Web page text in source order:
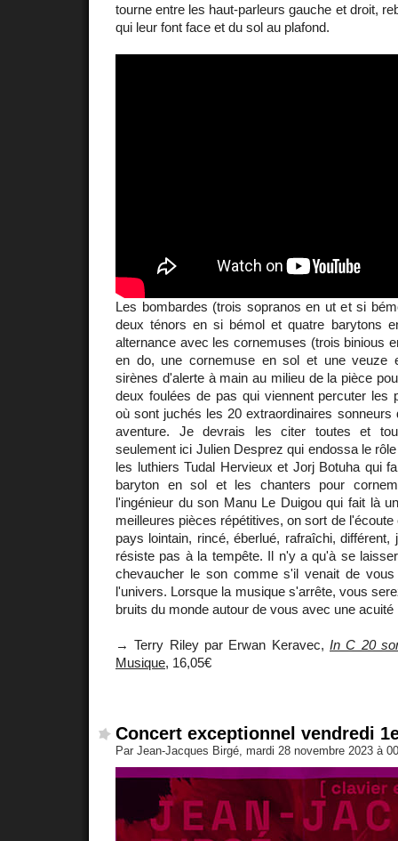
tourne entre les haut-parleurs gauche et droit,
qui leur font face et du sol au plafond.
Les bombardes (trois sopranos en ut et si
deux ténors en si bémol et quatre barytons
alternance avec les cornemuses (trois binious
en do, une cornemuse en sol et une veuze
sirènes d'alerte à main au milieu de la pièce
deux foulées de pas qui viennent percuter les
où sont juchés les 20 extraordinaires sonneurs
aventure. Je devrais les citer toutes et
seulement ici Julien Desprez qui endossa le
les luthiers Tudal Hervieux et Jorj Botuha qui
baryton en sol et les chanters pour
l'ingénieur du son Manu Le Duigou qui fait là
meilleures pièces répétitives, on sort de
pays lointain, rincé, éberlué, rafraîchi,
résiste pas à la tempête. Il n'y a qu'à se
chevaucher le son comme s'il venait de
l'univers. Lorsque la musique s'arrête, vous
bruits du monde autour de vous avec une acuité
→ Terry Riley par Erwan Keravec, In C 20
Musique, 16,05€
Concert exceptionnel vendredi
Par Jean-Jacques Birgé, mardi 28 novembre 2023 à